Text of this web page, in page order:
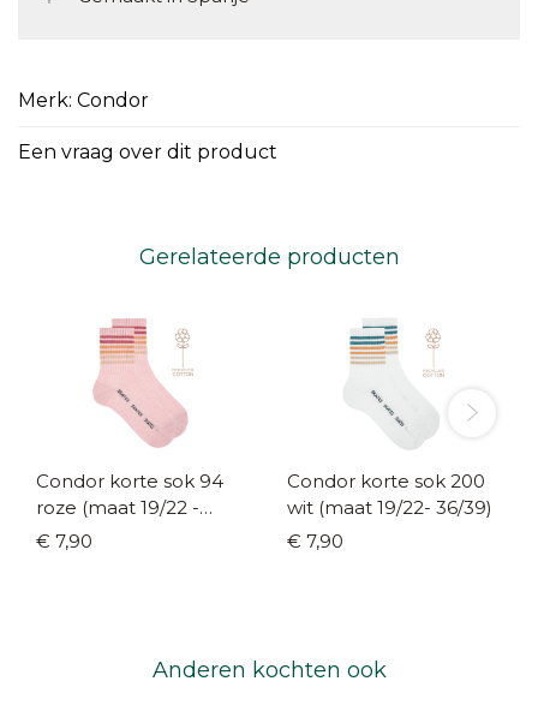
Merk: Condor
Een vraag over dit product
Gerelateerde producten
Condor korte sok 94
roze (maat 19/22 -
36/39)
€ 7,90
Condor korte sok 200
wit (maat 19/22- 36/39)
€ 7,90
Anderen kochten ook